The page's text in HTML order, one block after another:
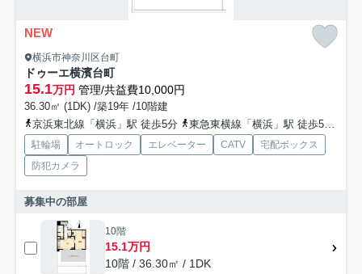
NEW
横浜市神奈川区台町
ドゥーエ横濱台町
15.1万円 管理/共益費10,000円
36.30㎡ (1DK) /築19年 /10階建
京浜東北線「横浜」駅 徒歩5分
東急東横線「横浜」駅 徒歩5分
駐輪場 オートロック エレベーター CATV
宅配ボックス
防犯カメラ
募集中の部屋
10階
15.1万円
10階 / 36.30㎡ / 1DK